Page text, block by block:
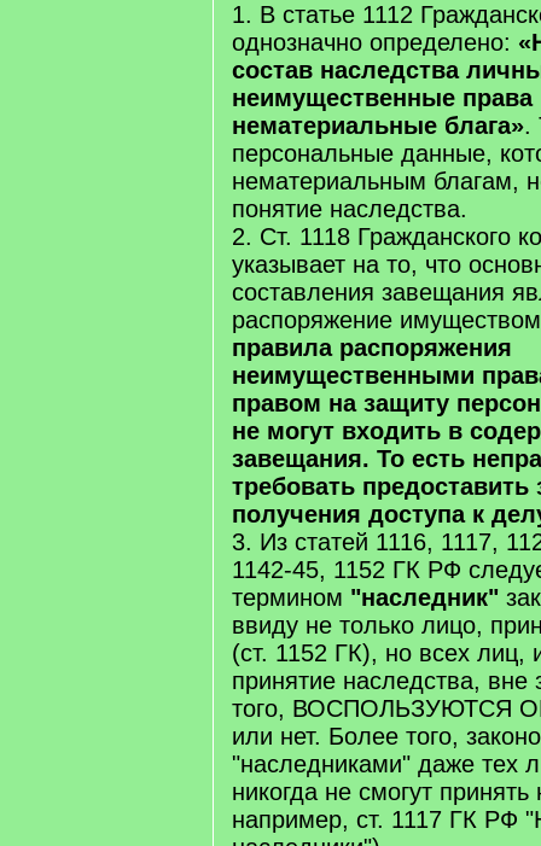
1. В статье 1112
однозначно определено:
состав наследства
неимущественные права
нематериальные блага».
персональные данные,
нематериальным благам,
понятие наследства.
2. Ст. 1118 Гражданского
указывает на то, что
составления завещания
распоряжение
правила распоряжения
неимущественными
правом на защиту
не могут входить в
завещания. То есть
требовать
получения доступа к
3. Из статей 1116, 1117,
1142-45, 1152 ГК РФ
термином "наследник"
ввиду не только лицо,
(ст. 1152 ГК), но всех
принятие наследства, вне
того, ВОСПОЛЬЗУЮТСЯ
или нет. Более того,
"наследниками" даже тех
никогда не смогут
например, ст. 1117 ГК РФ